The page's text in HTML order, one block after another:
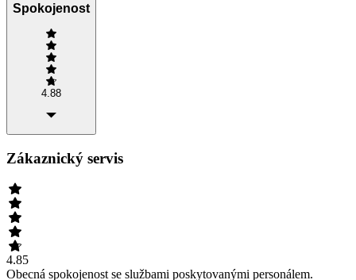
Spokojenost
4.88
Zákaznický servis
4.85
Obecná spokojenost se službami poskytovanými personálem.